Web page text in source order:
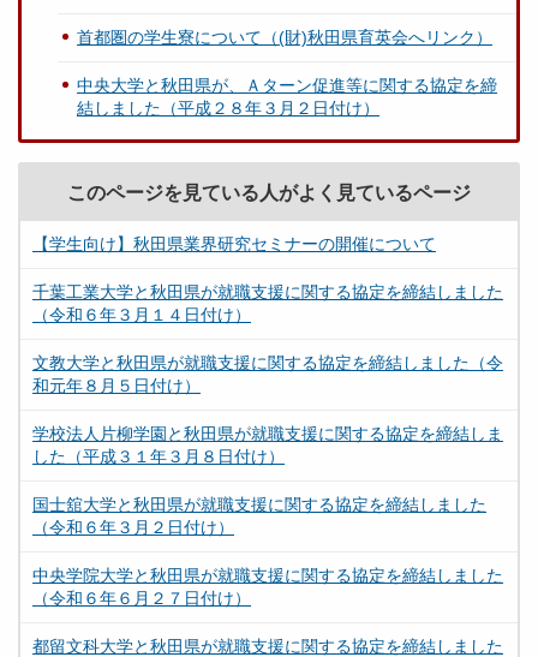
首都圏の学生寮について（(財)秋田県育英会へリンク）
中央大学と秋田県が、Ａターン促進等に関する協定を締
結しました（平成２８年３月２日付け）
このページを見ている人がよく見ているページ
【学生向け】秋田県業界研究セミナーの開催について
千葉工業大学と秋田県が就職支援に関する協定を締結しました
（令和６年３月１４日付け）
文教大学と秋田県が就職支援に関する協定を締結しました（令
和元年８月５日付け）
学校法人片柳学園と秋田県が就職支援に関する協定を締結しま
した（平成３１年３月８日付け）
国士舘大学と秋田県が就職支援に関する協定を締結しました
（令和６年３月２日付け）
中央学院大学と秋田県が就職支援に関する協定を締結しました
（令和６年６月２７日付け）
都留文科大学と秋田県が就職支援に関する協定を締結しました